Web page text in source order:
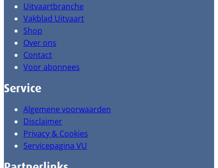
Uitvaartbranche
Vakblad Uitvaart
Shop
Over ons
Contact
Voor abonnees
Service
Algemene voorwaarden
Disclaimer
Privacy & Cookies
Servicepagina VU